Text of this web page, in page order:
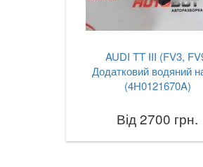
AUDI TT III (FV3,
Додатковий водяний
(4H0121670A)
Від 2700 грн.